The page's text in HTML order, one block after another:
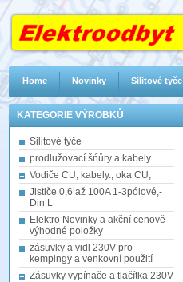
KATEGORIE VÝROBKŮ
Silitové tyče
prodlužovací šńůry a kabely
Vodiče CU, kabely., oka CU,
Jističe 0,6 až 100A 1-3pólové,-
Din L
Elektro Novinky a akční cenově
výhodné položky
zásuvky a vidl 230V-pro
kempingy a venkovní použití
Zásuvky vypínače a tlačítka 230V
Home Novinky Silitové tyče